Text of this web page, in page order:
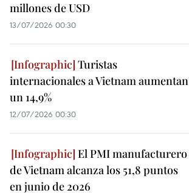
millones de USD
13/07/2026 00:30
Turistas
internacionales a Vietnam aumentan
un 14,9%
12/07/2026 00:30
El PMI manufacturero
de Vietnam alcanza los 51,8 puntos
en junio de 2026